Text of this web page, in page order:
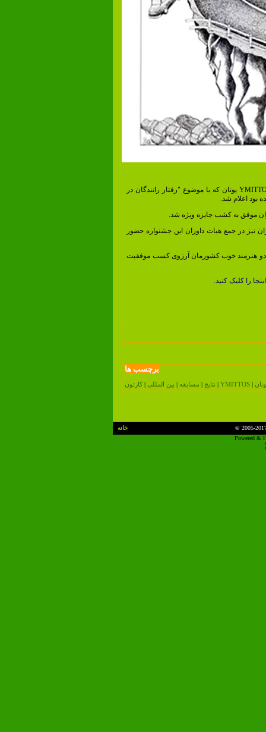
نتایج مسابقه بین المللی کارتون YMITTOS یونان که با موضوع "رفتار رانندگان در
بود اعلام شد.
موفق به کشب جایزه ویژه شد.
نیز در جمع هیات داوران این جشنواره حضور
دو هنرمند خوب کشورمان آرزوی کسب موفقیت
اینجا را کلیک کنید.
برچسب ها
نتایج مسابقه بین المللی YMITTOS
خانه
© 2005-
Powered &